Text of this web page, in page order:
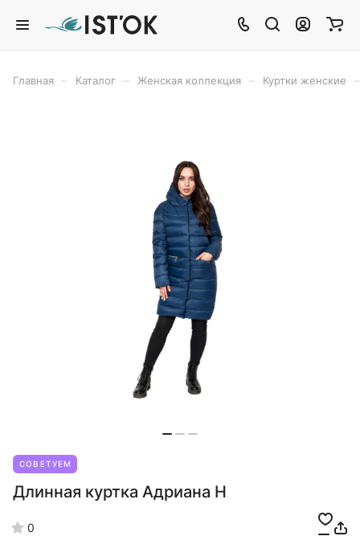
Главная Каталог Женская коллекция Куртки женские
СОВЕТУЕМ
Длинная куртка Адриана Н
0